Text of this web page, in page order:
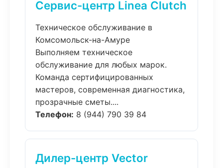
Сервис-центр Linea Clutch
Техническое обслуживание в
Комсомольск-на-Амуре
Выполняем техническое
обслуживание для любых марок.
Команда сертифицированных
мастеров, современная диагностика,
прозрачные сметы....
Телефон: 8 (944) 790 39 84
Дилер-центр Vector